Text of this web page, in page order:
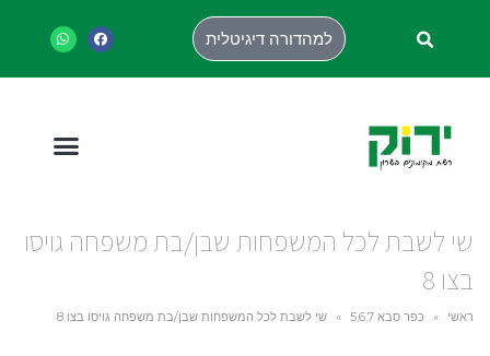
למהדורה דיגיטלית
שי לשבת לכל המשפחות שבן/בת משפחה גויסו
בצו 8
ראשי » כפר סבא 5,6,7 » שי לשבת לכל המשפחות שבן/בת משפחה גויסו בצו 8